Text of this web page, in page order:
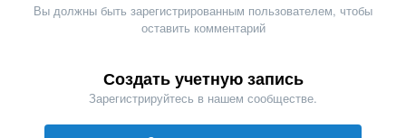
Вы должны быть зарегистрированным пользователем, чтобы
оставить комментарий
Создать учетную запись
Зарегистрируйтесь в нашем сообществе.